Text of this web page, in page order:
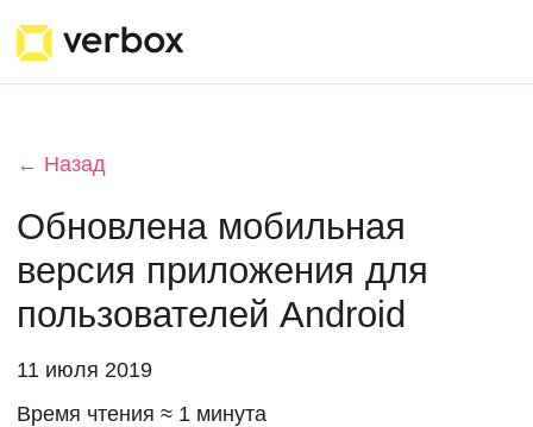
← Назад
Обновлена мобильная
версия приложения для
пользователей Android
11 июля 2019
Время чтения ≈ 1 минута